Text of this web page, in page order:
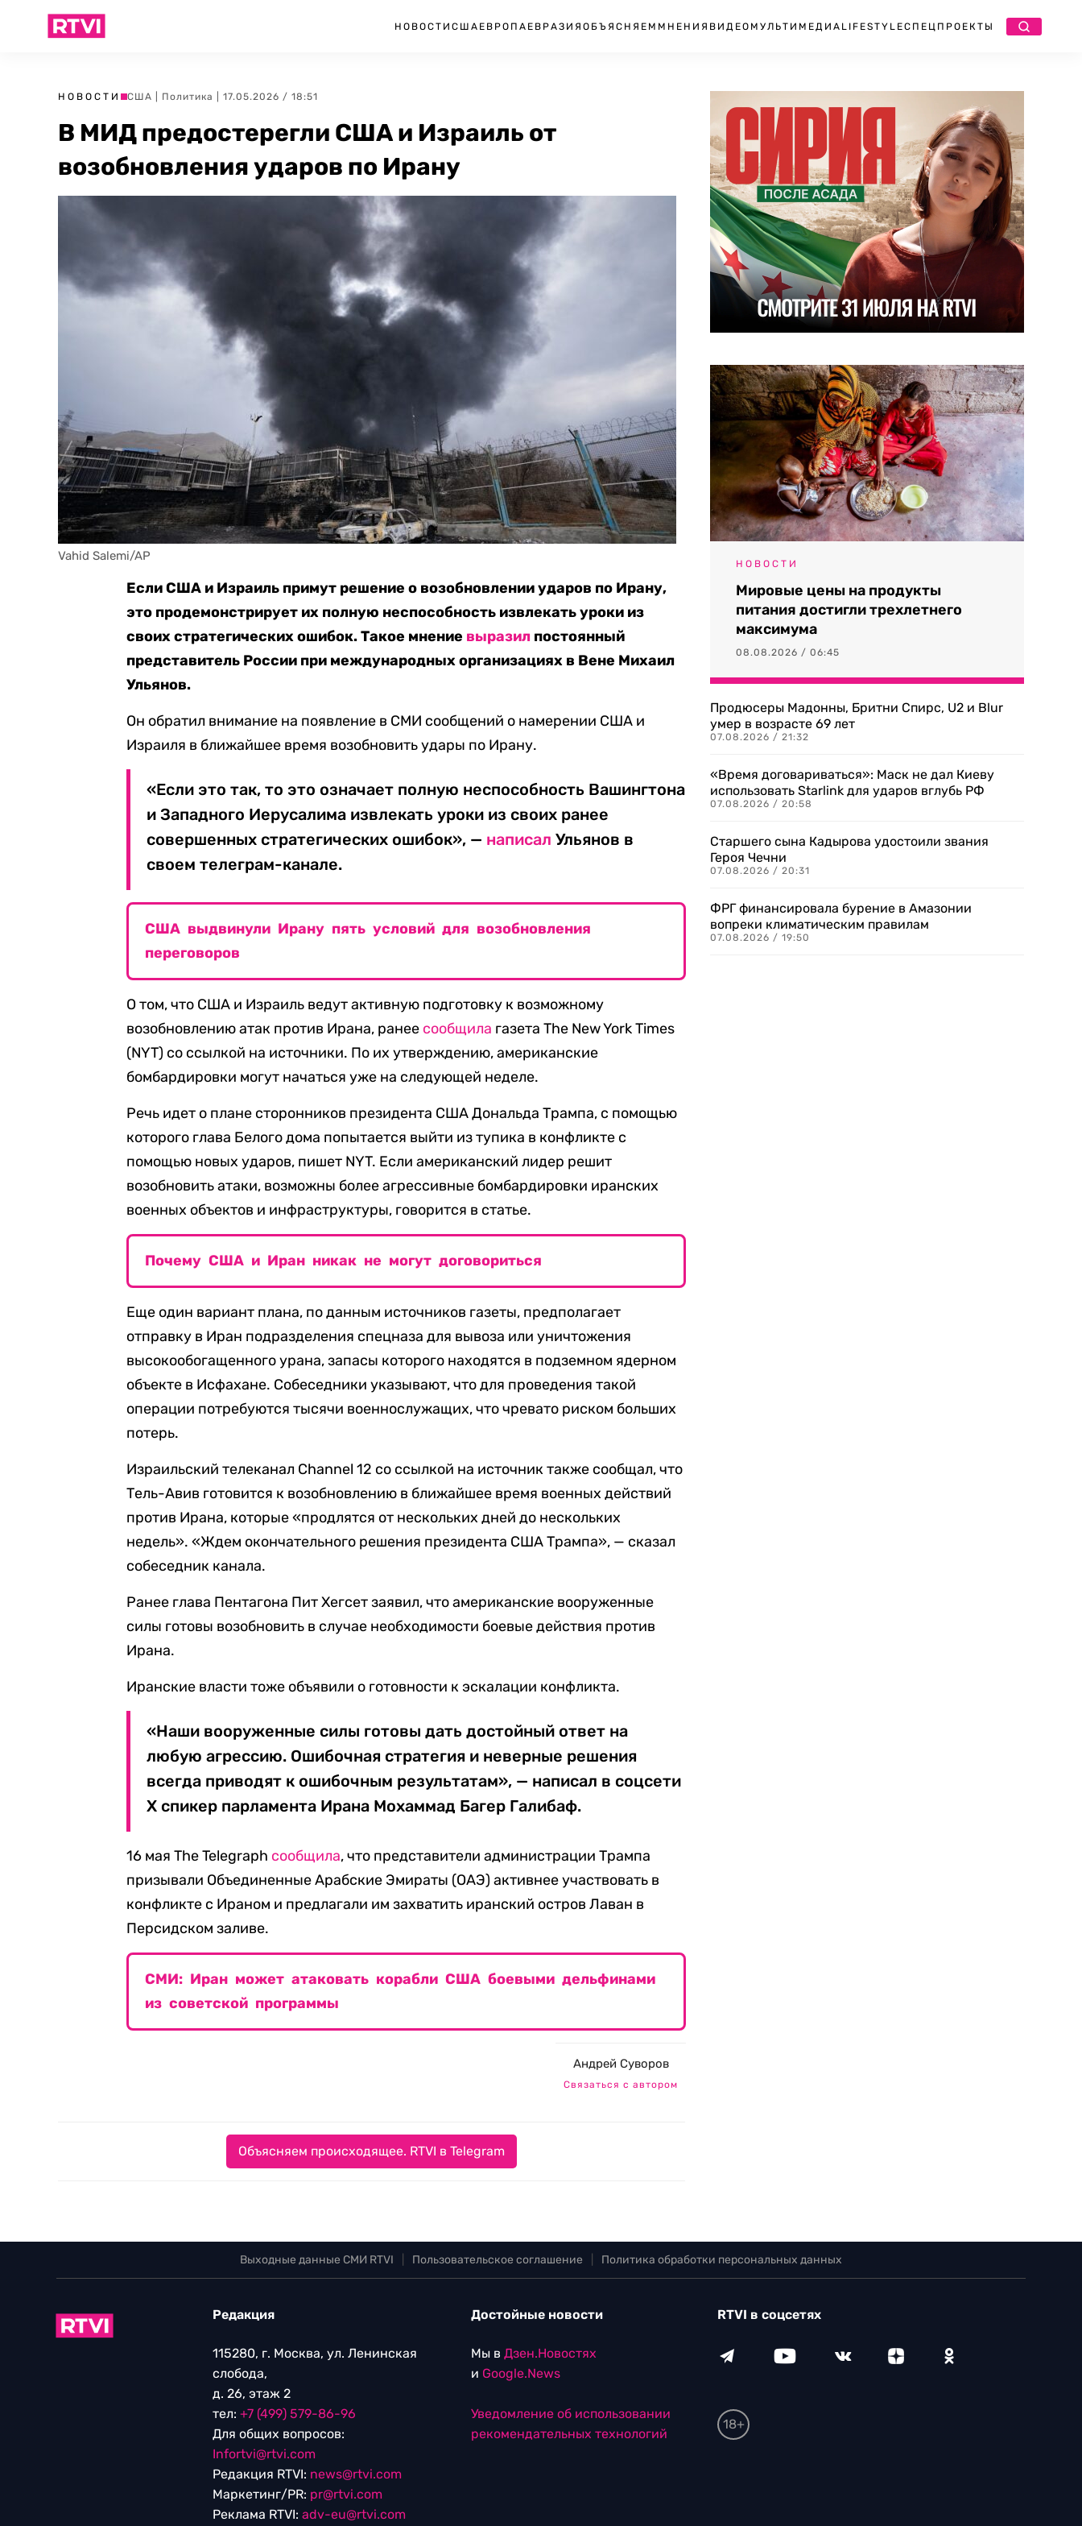
НОВОСТИ США ЕВРОПА ЕВРАЗИЯ ОБЪЯСНЯЕМ МНЕНИЯ ВИДЕО МУЛЬТИМЕДИА LIFESTYLEСПЕЦПРОЕКТЫ
НОВОСТИ США Политика | 17.05.2026 / 18:51
В МИД предостерегли США и Израиль от
возобновления ударов по Ирану
Vahid Salemi/AP
Если США и Израиль примут решение о возобновлении ударов по Ирану,
это продемонстрирует их полную неспособность извлекать уроки из
своих стратегических ошибок. Такое мнение выразил постоянный
представитель России при международных организациях в Вене Михаил
Ульянов.
Он обратил внимание на появление в СМИ сообщений о намерении США и
Израиля в ближайшее время возобновить удары по Ирану.
«Если это так, то это означает полную неспособность Вашингтона
и Западного Иерусалима извлекать уроки из своих ранее
совершенных стратегических ошибок», — написал Ульянов в
своем телеграм-канале.
США выдвинули Ирану пять условий для возобновления
переговоров
О том, что США и Израиль ведут активную подготовку к возможному
возобновлению атак против Ирана, ранее сообщила газета The New York Times
(NYT) со ссылкой на источники. По их утверждению, американские
бомбардировки могут начаться уже на следующей неделе.
Речь идет о плане сторонников президента США Дональда Трампа, с помощью
которого глава Белого дома попытается выйти из тупика в конфликте с
помощью новых ударов, пишет NYT. Если американский лидер решит
возобновить атаки, возможны более агрессивные бомбардировки иранских
военных объектов и инфраструктуры, говорится в статье.
Почему США и Иран никак не могут договориться
Еще один вариант плана, по данным источников газеты, предполагает
отправку в Иран подразделения спецназа для вывоза или уничтожения
высокообогащенного урана, запасы которого находятся в подземном ядерном
объекте в Исфахане. Собеседники указывают, что для проведения такой
операции потребуются тысячи военнослужащих, что чревато риском больших
потерь.
Израильский телеканал Channel 12 со ссылкой на источник также сообщал, что
Тель-Авив готовится к возобновлению в ближайшее время военных действий
против Ирана, которые «продлятся от нескольких дней до нескольких
недель». «Ждем окончательного решения президента США Трампа», — сказал
собеседник канала.
Ранее глава Пентагона Пит Хегсет заявил, что американские вооруженные
силы готовы возобновить в случае необходимости боевые действия против
Ирана.
Иранские власти тоже объявили о готовности к эскалации конфликта.
«Наши вооруженные силы готовы дать достойный ответ на
любую агрессию. Ошибочная стратегия и неверные решения
всегда приводят к ошибочным результатам», — написал в соцсети
Х спикер парламента Ирана Мохаммад Багер Галибаф.
16 мая The Telegraph cообщила, что представители администрации Трампа
призывали Объединенные Арабские Эмираты (ОАЭ) активнее участвовать в
конфликте с Ираном и предлагали им захватить иранский остров Лаван в
Персидском заливе.
СМИ: Иран может атаковать корабли США боевыми дельфинами
из советской программы
Андрей Суворов
Связаться с автором
Объясняем происходящее. RTVI в Telegram
НОВОСТИ
Мировые цены на продукты
питания достигли трехлетнего
максимума
08.08.2026 / 06:45
Продюсеры Мадонны, Бритни Спирс, U2 и Blur
умер в возрасте 69 лет
07.08.2026 / 21:32
«Время договариваться»: Маск не дал Киеву
использовать Starlink для ударов вглубь РФ
07.08.2026 / 20:58
Старшего сына Кадырова удостоили звания
Героя Чечни
07.08.2026 / 20:31
ФРГ финансировала бурение в Амазонии
вопреки климатическим правилам
07.08.2026 / 19:50
Выходные данные СМИ RTVI Пользовательское соглашение Политика обработки персональных данных
Редакция
115280, г. Москва, ул. Ленинская
слобода,
д. 26, этаж 2
тел: +7 (499) 579-86-96
Для общих вопросов:
Infortvi@rtvi.com
Редакция RTVI: news@rtvi.com
Маркетинг/PR: pr@rtvi.com
Реклама RTVI: adv-eu@rtvi.com
Достойные новости
Мы в Дзен.Новостях
и Google.News
Уведомление об использовании
рекомендательных технологий
RTVI в соцсетях
18+